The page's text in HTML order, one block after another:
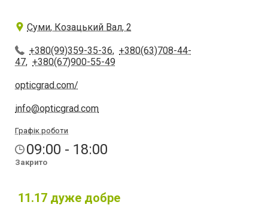
Суми, Козацький Вал, 2
+380(99)359-35-36, +380(63)708-44-
47, +380(67)900-55-49
opticgrad.com/
info@opticgrad.com
Графік роботи
09:00 - 18:00
Закрито
11.17 дуже добре